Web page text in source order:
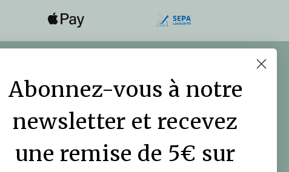
Le blog DutchGrown
Vidéos
Abonnez-vous à notre
newsletter et recevez
une remise de 5€ sur